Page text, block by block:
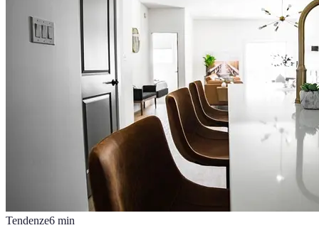
Tendenze6 min